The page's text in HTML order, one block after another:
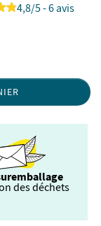
4,8/5 - 6 avis
des déchets